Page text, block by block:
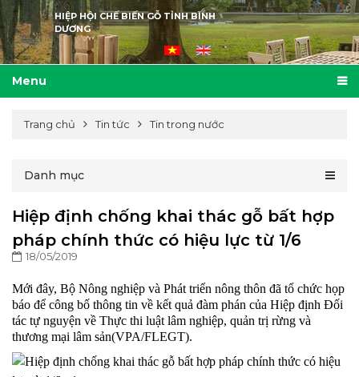
HIỆP HỘI CHẾ BIẾN GỖ TỈNH BÌNH
DƯƠNG
Menu
Trang chủ Tin tức Tin trong nước
Danh mục
Hiệp định chống khai thác gỗ bất hợp
pháp chính thức có hiệu lực từ 1/6
18/05/2019
Mới đây, Bộ Nông nghiệp và Phát triển nông thôn đã tổ chức họp
báo để công bố thông tin về kết quả đàm phán của Hiệp định Đối
tác tự nguyện về Thực thi luật lâm nghiệp, quản trị rừng và
thương mại lâm sản(VPA/FLEGT).